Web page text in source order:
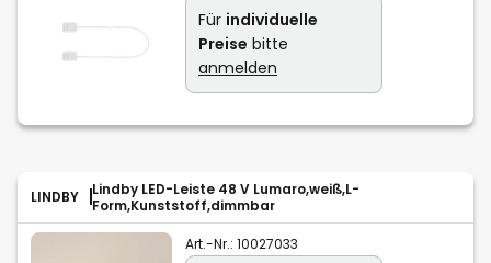
Für individuelle
Preise bitte
anmelden
LINDBY
Lindby LED-Leiste 48 V Lumaro,weiß,L-
Form,Kunststoff,dimmbar
Art.-Nr.: 10027033